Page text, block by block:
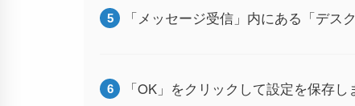
「メッセージ受信」内にある「デス
「OK」をクリックして設定を保存し